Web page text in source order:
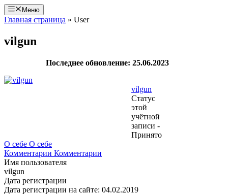
Перейти
к
содержимому
Меню
Главная страница » User
vilgun
Последнее обновление: 25.06.2023
vilgun
Статус
этой
учётной
записи -
Принято
О себе О себе
Комментарии Комментарии
Имя пользователя
vilgun
Дата регистрации
Дата регистрации на сайте: 04.02.2019